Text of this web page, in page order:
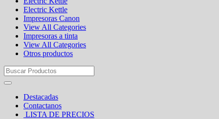
Electric Kettle
Impresoras Canon
View All Categories
Impresoras a tinta
View All Categories
Otros productos
Search
for:
Destacadas
Contactanos
LISTA DE PRECIOS